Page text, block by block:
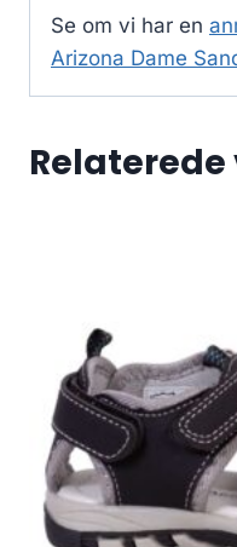
Se om vi har en
Arizona Dame